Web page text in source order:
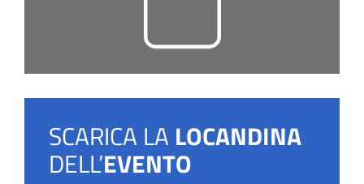
SCARICA LA LOCANDINA
DELL’EVENTO